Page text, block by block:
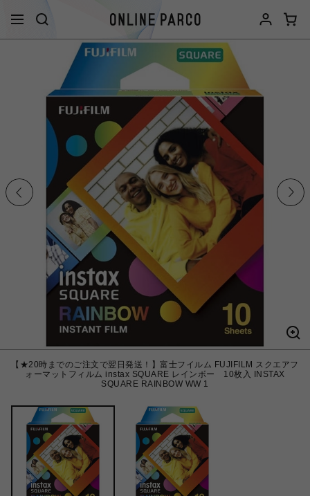
【★20時までのご注文で翌日発送！】富士フイルム FUJIFILM スクエアフ
ォーマットフィルム instax SQUARE レインボー 10枚入 INSTAX
SQUARE RAINBOW WW 1